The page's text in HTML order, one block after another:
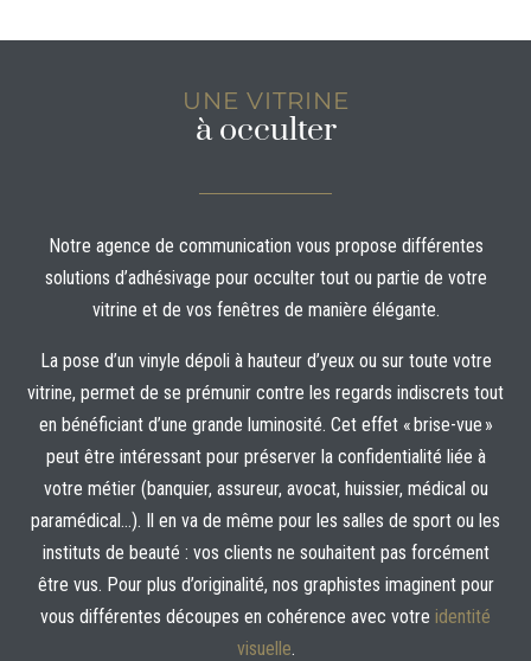
UNE VITRINE
à occulter
Notre agence de communication vous propose différentes
solutions d’adhésivage pour occulter tout ou partie de votre
vitrine et de vos fenêtres de manière élégante.
La pose d’un vinyle dépoli à hauteur d’yeux ou sur toute votre
vitrine, permet de se prémunir contre les regards indiscrets tout
en bénéficiant d’une grande luminosité. Cet effet « brise-vue »
peut être intéressant pour préserver la confidentialité liée à
votre métier (banquier, assureur, avocat, huissier, médical ou
paramédical…). Il en va de même pour les salles de sport ou les
instituts de beauté : vos clients ne souhaitent pas forcément
être vus. Pour plus d’originalité, nos graphistes imaginent pour
vous différentes découpes en cohérence avec votre identité
visuelle.